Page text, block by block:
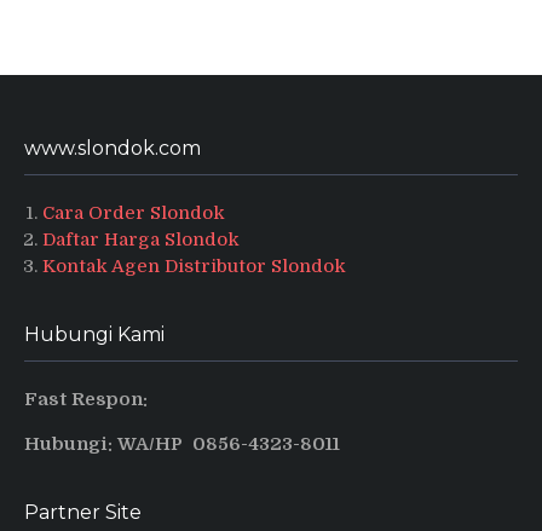
www.slondok.com
Cara Order Slondok
Daftar Harga Slondok
Kontak Agen Distributor Slondok
Hubungi Kami
Fast Respon:
Hubungi: WA/HP 0856-4323-8011
Partner Site